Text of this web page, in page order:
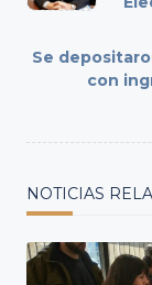
reader-
text">Page</
Se
con
NOTICIAS